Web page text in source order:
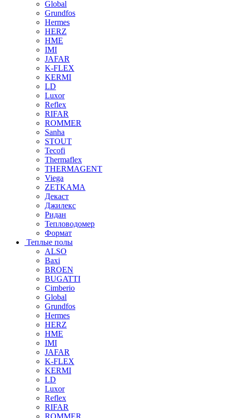
Global
Grundfos
Hermes
HERZ
HME
IMI
JAFAR
K-FLEX
KERMI
LD
Luxor
Reflex
RIFAR
ROMMER
Sanha
STOUT
Tecofi
Thermaflex
THERMAGENT
Viega
ZETKAMA
Декаст
Джилекс
Ридан
Тепловодомер
Формат
Теплые полы
ALSO
Baxi
BROEN
BUGATTI
Cimberio
Global
Grundfos
Hermes
HERZ
HME
IMI
JAFAR
K-FLEX
KERMI
LD
Luxor
Reflex
RIFAR
ROMMER